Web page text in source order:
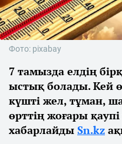
Фото: pixabay
7 тамызда елдің
ыстық болады. Кей
күшті жел, тұман,
өрттің жоғары қаупі
хабарлайды Sn.kz